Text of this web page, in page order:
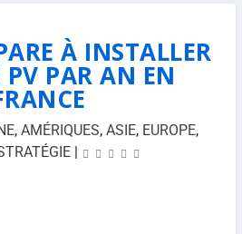
À INSTALLER
PV PAR AN EN
,AMÉRIQUES,ASIE, EUROPE,
|